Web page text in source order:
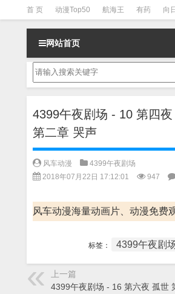
首 页 动漫Top50 航海王 有药 向
斗罗3 火影 一拳超人 柯南 阴阳师
网站首页
4399午夜剧场 - 10 第四
第二章 哭声
风车动漫
4399午夜剧场
2018年07月22日 17:12:01
947
风车动漫海量动画片、动漫免费
标签： 4399午夜剧
上一篇
4399午夜剧场 - 16 第六夜 孤世